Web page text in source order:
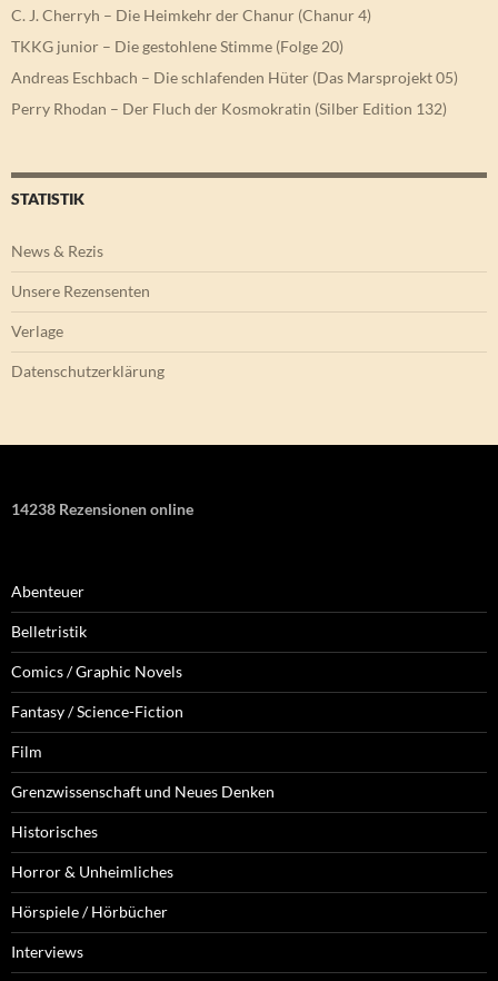
C. J. Cherryh – Die Heimkehr der Chanur (Chanur 4)
TKKG junior – Die gestohlene Stimme (Folge 20)
Andreas Eschbach – Die schlafenden Hüter (Das Marsprojekt 05)
Perry Rhodan – Der Fluch der Kosmokratin (Silber Edition 132)
STATISTIK
News & Rezis
Unsere Rezensenten
Verlage
Datenschutzerklärung
14238 Rezensionen online
Abenteuer
Belletristik
Comics / Graphic Novels
Fantasy / Science-Fiction
Film
Grenzwissenschaft und Neues Denken
Historisches
Horror & Unheimliches
Hörspiele / Hörbücher
Interviews